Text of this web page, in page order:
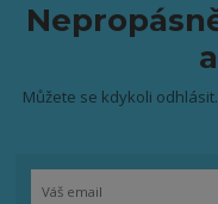
Můžete se kdykoli